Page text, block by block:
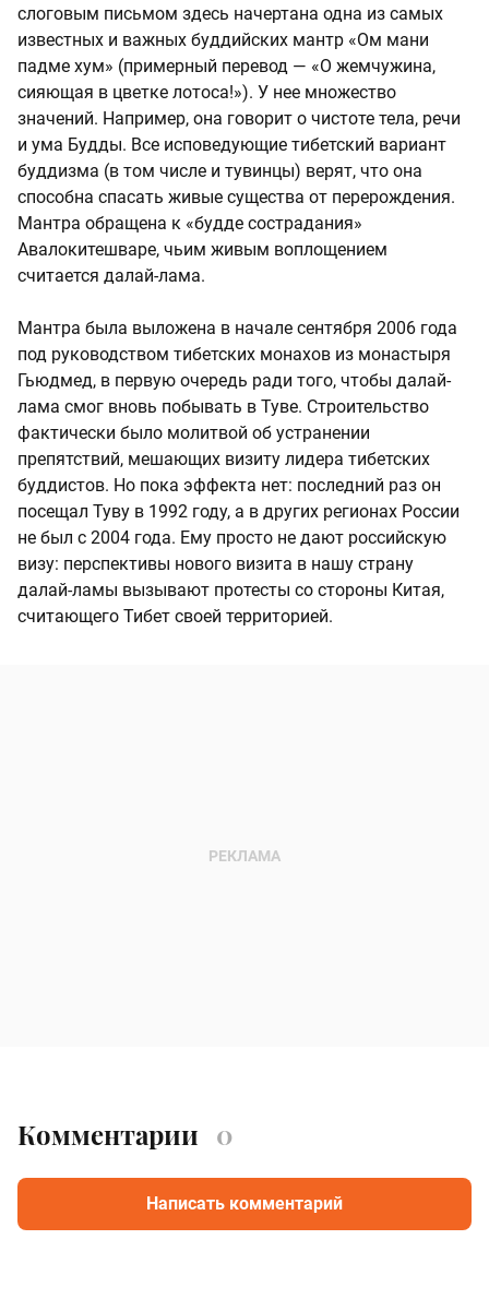
слоговым письмом здесь начертана одна из самых
известных и важных буддийских мантр «Ом мани
падме хум» (примерный перевод — «О жемчужина,
сияющая в цветке лотоса!»). У нее множество
значений. Например, она говорит о чистоте тела, речи
и ума Будды. Все исповедующие тибетский вариант
буддизма (в том числе и тувинцы) верят, что она
способна спасать живые существа от перерождения.
Мантра обращена к «будде сострадания»
Авалокитешваре, чьим живым воплощением
считается далай-лама.
Мантра была выложена в начале сентября 2006 года
под руководством тибетских монахов из монастыря
Гьюдмед, в первую очередь ради того, чтобы далай-
лама смог вновь побывать в Туве. Строительство
фактически было молитвой об устранении
препятствий, мешающих визиту лидера тибетских
буддистов. Но пока эффекта нет: последний раз он
посещал Туву в 1992 году, а в других регионах России
не был с 2004 года. Ему просто не дают российскую
визу: перспективы нового визита в нашу страну
далай-ламы вызывают протесты со стороны Китая,
считающего Тибет своей территорией.
Комментарии 0
Написать комментарий